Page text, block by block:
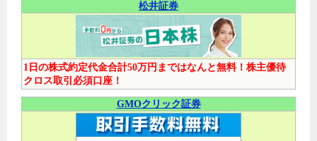
松井証券
1日の株式約定代金合計50万円まではなんと無料！株主優待
クロス取引必須口座！
GMOクリック証券